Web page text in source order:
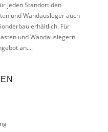
jeden Standort den
und Wandausleger auch
erhältlich. Für
und Wandauslegern
an....